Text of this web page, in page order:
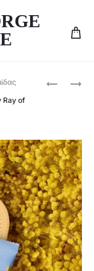
ORIFLAME
ΤΗΣ
ΜΕ
–
47786
ORIFLAME
–
47672
Ray of